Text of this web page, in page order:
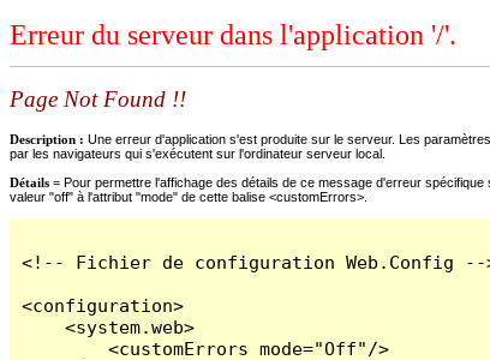
Erreur du serveur dans l'application '/'.
Page Not Found !!
Description : Une erreur d'application s'est produite sur le serveur. Les
par les navigateurs qui s'exécutent sur l'ordinateur serveur local.
Détails = Pour permettre l'affichage des détails de ce message d'erreur
valeur "off" à l'attribut "mode" de cette balise <customErrors>.
<!-- Fichier de configuration Web.Config --
<configuration>
    <system.web>
        <customErrors mode="Off"/>